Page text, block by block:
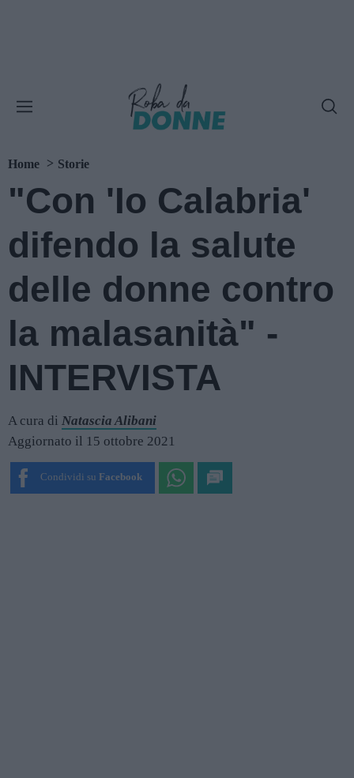
Home Storie
"Con 'Io Calabria'
difendo la salute
delle donne contro
la malasanità" -
INTERVISTA
A cura di Natascia Alibani
Aggiornato il 15 ottobre 2021
Condividi su Facebook